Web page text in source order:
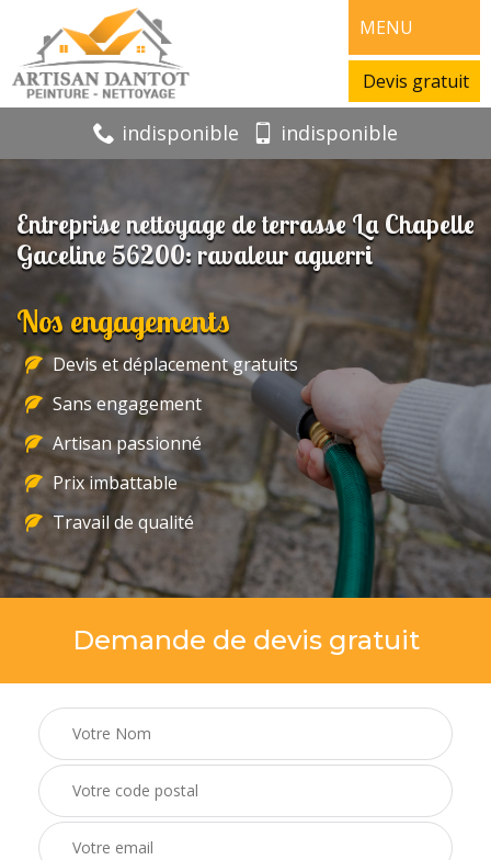
MENU
Devis gratuit
indisponible indisponible
Entreprise nettoyage de terrasse La Chapelle
Gaceline 56200: ravaleur aguerri
Nos engagements
Devis et déplacement gratuits
Sans engagement
Artisan passionné
Prix imbattable
Travail de qualité
Demande de devis gratuit